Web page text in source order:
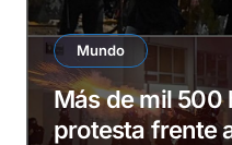
Mundo
Más de mil 500
protesta frente